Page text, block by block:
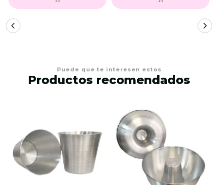
Puede que te interesen estos
Productos recomendados